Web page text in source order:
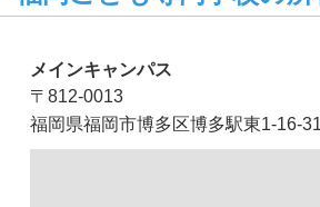
メインキャンパス
〒812-0013
福岡県福岡市博多区博多駅東1-16-31